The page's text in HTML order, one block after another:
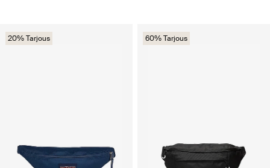
20% Tarjous 60% Tarjous